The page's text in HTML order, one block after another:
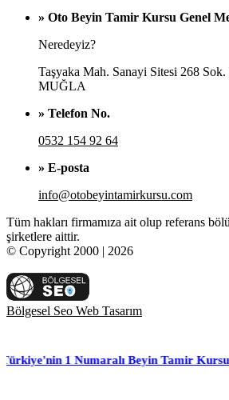
» Oto Beyin Tamir Kursu Genel
Neredeyiz?
Taşyaka Mah. Sanayi Sitesi 268
MUĞLA
» Telefon No.
0532 154 92 64
» E-posta
info@otobeyintamirkursu.com
Tüm hakları firmamıza ait olup referans
şirketlere aittir.
© Copyright 2000 | 2026
Bölgesel Seo Web Tasarım
1 Numaralı Beyin Tamir Kursu